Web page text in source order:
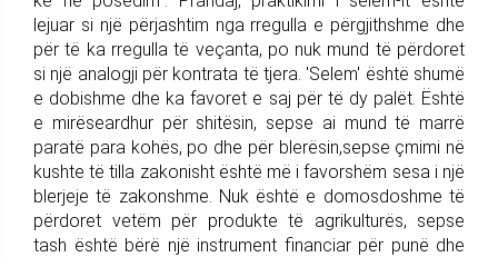
lejuar si një përjashtim nga rregulla e përgjithshme dhe
për të ka rregulla të veçanta, po nuk mund të përdoret
si një analogji për kontrata të tjera. 'Selem' është shumë
e dobishme dhe ka favoret e saj për të dy palët. Është
e mirëseardhur për shitësin, sepse ai mund të marrë
paratë para kohës, po dhe për blerësin,sepse çmimi në
kushte të tilla zakonisht është më i favorshëm sesa i një
blerjeje të zakonshme. Nuk është e domosdoshme të
përdoret vetëm për produkte të agrikulturës, sepse
tash është bërë një instrument financiar për punë dhe